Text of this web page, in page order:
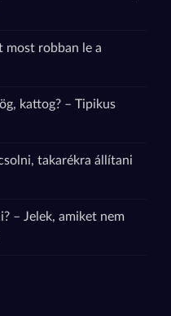
most robban le a
kattog? – Tipikus
takarékra állítani
– Jelek, amiket nem